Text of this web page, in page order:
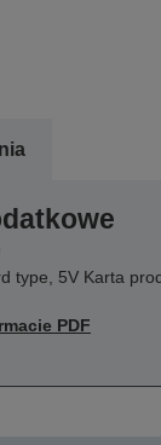
type, 5V Karta
PDF